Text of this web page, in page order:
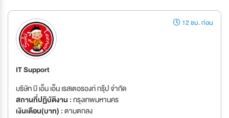
12 ชม. ก่อน
IT Support
บริษัท บี เอ็น เอ็น เรสเตอรองท์ กรุ๊ป จำกัด
สถานที่ปฏิบัติงาน :กรุงเทพมหานคร
เงินเดือน(บาท) :ตามตกลง